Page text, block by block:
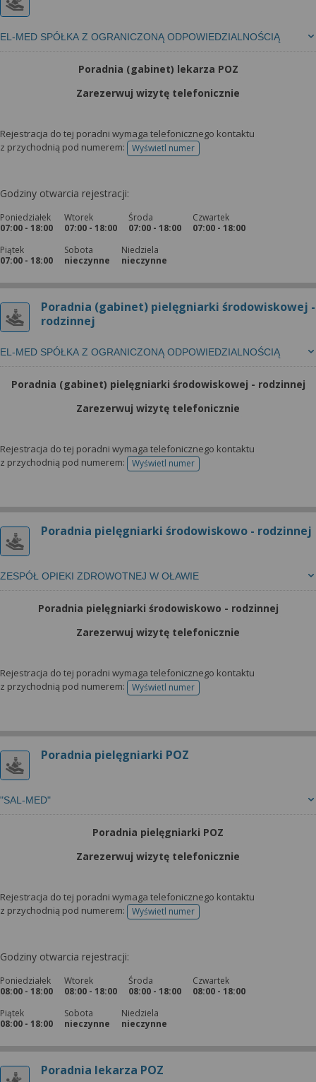
EL-MED SPÓŁKA Z OGRANICZONĄ ODPOWIEDZIALNOŚCIĄ
Poradnia (gabinet) lekarza POZ
Zarezerwuj wizytę telefonicznie
Rejestracja do tej poradni wymaga telefonicznego kontaktu
z przychodnią pod numerem:
Wyświetl numertelefonu do rejestracji
Godziny otwarcia rejestracji:
Poniedziałek
07:00 - 18:00
Wtorek
07:00 - 18:00
Środa
07:00 - 18:00
Czwartek
07:00 - 18:00
Piątek
07:00 - 18:00
Sobota
nieczynne
Niedziela
nieczynne
Poradnia (gabinet) pielęgniarki środowiskowej -
rodzinnej
EL-MED SPÓŁKA Z OGRANICZONĄ ODPOWIEDZIALNOŚCIĄ
Poradnia (gabinet) pielęgniarki środowiskowej - rodzinnej
Zarezerwuj wizytę telefonicznie
Rejestracja do tej poradni wymaga telefonicznego kontaktu
z przychodnią pod numerem:
Wyświetl numertelefonu do rejestracji
Poradnia pielęgniarki środowiskowo - rodzinnej
ZESPÓŁ OPIEKI ZDROWOTNEJ W OŁAWIE
Poradnia pielęgniarki środowiskowo - rodzinnej
Zarezerwuj wizytę telefonicznie
Rejestracja do tej poradni wymaga telefonicznego kontaktu
z przychodnią pod numerem:
Wyświetl numertelefonu do rejestracji
Poradnia pielęgniarki POZ
"SAL-MED"
Poradnia pielęgniarki POZ
Zarezerwuj wizytę telefonicznie
Rejestracja do tej poradni wymaga telefonicznego kontaktu
z przychodnią pod numerem:
Wyświetl numertelefonu do rejestracji
Godziny otwarcia rejestracji:
Poniedziałek
08:00 - 18:00
Wtorek
08:00 - 18:00
Środa
08:00 - 18:00
Czwartek
08:00 - 18:00
Piątek
08:00 - 18:00
Sobota
nieczynne
Niedziela
nieczynne
Poradnia lekarza POZ